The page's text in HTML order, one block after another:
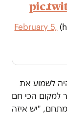
February 5,
לשמוע את
למקום הכי חם
"יש איזה